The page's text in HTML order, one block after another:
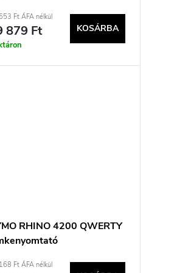
Ft ÁFA nélkül
879 Ft KOSÁRBA
RHINO 4200 QWERTY
Ft ÁFA nélkül